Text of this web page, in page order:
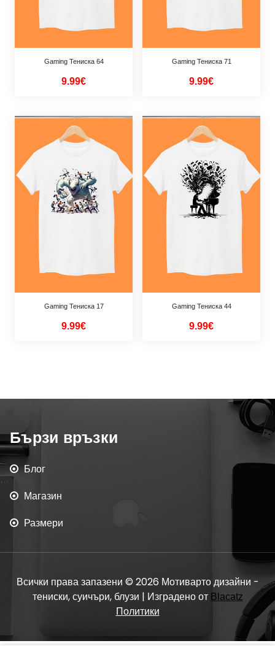
Gaming Тениска 64
9.99€
Gaming Тениска 71
9.99€
Gaming Тениска 17
9.99€
Gaming Тениска 44
9.99€
Бързи връзки
Блог
Магазин
Размери
Всички права запазени © 2026 Мотиварто дизайни -
тениски, суичъри, блузи | Изградено от Blacatz
Политики